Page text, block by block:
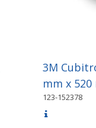
3M
mm x 520
123-152378